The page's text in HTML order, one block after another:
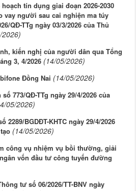
tín dụng giai đoạn 2026-2030
người sau cai nghiện ma túy
QĐ-TTg ngày 03/3/2026 của Thủ
2026)
kiến nghị của người dân qua Tổng
3, 4/2026 (14/05/2026)
Đồng Nai (14/05/2026)
773/QĐ-TTg ngày 29/4/2026 của
05/2026)
2289/BGDĐT-KHTC ngày 29/4/2026
(14/05/2026)
công vụ nhiệm vụ bồi thường, giải
vốn đầu tư công tuyến đường
tư số 06/2026/TT-BNV ngày